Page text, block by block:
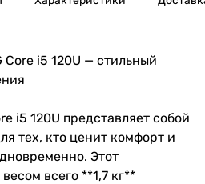
Core i5 120U — стильный
i5 120U представляет собой
тех, кто ценит комфорт и
Этот
всего **1,7 кг**